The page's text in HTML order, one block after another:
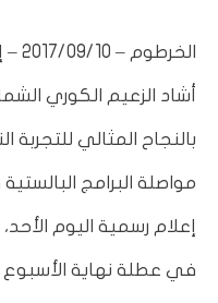
الخرطوم – 2017/09/10 – إذاعة بلادي
أشاد الزعيم الكوري
بالنجاح المثالي للتجربة
مواصلة البرامج
إعلام رسمية اليوم
في عطلة نهاية الأسبوع